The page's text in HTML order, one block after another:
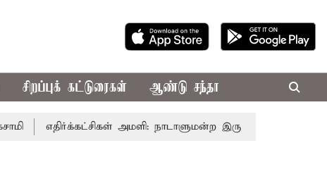
சிறப்புக் கட்டுரைகள் ஆண்டு சந்தா
எதிர்க்கட்சிகள் அமளி: நாடாளுமன்ற இரு அவைகளும்